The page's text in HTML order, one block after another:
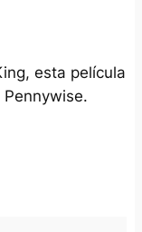
esta película